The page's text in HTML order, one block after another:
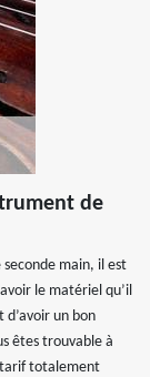
de
main, il est
le matériel qu’il
d’avoir un bon
êtes trouvable à
tarif totalement